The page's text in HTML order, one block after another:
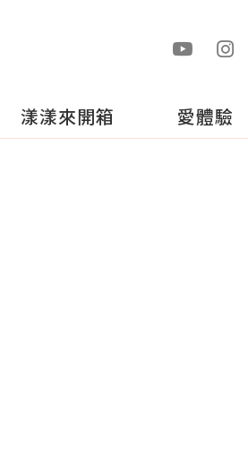
漾漾來開箱 愛體驗